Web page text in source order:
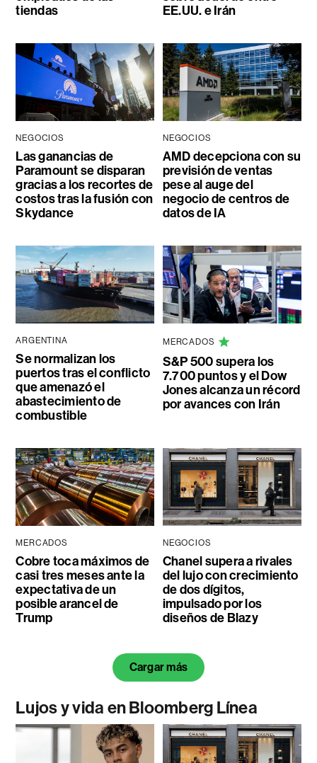
tiendas
EE.UU. e Irán
NEGOCIOS
Las ganancias de
Paramount se disparan
gracias a los recortes de
costos tras la fusión con
Skydance
NEGOCIOS
AMD decepciona con su
previsión de ventas
pese al auge del
negocio de centros de
datos de IA
ARGENTINA
Se normalizan los
puertos tras el conflicto
que amenazó el
abastecimiento de
combustible
MERCADOS
S&P 500 supera los
7.700 puntos y el Dow
Jones alcanza un récord
por avances con Irán
MERCADOS
Cobre toca máximos de
casi tres meses ante la
expectativa de un
posible arancel de
Trump
NEGOCIOS
Chanel supera a rivales
del lujo con crecimiento
de dos dígitos,
impulsado por los
diseños de Blazy
Cargar más
Lujos y vida en Bloomberg Línea